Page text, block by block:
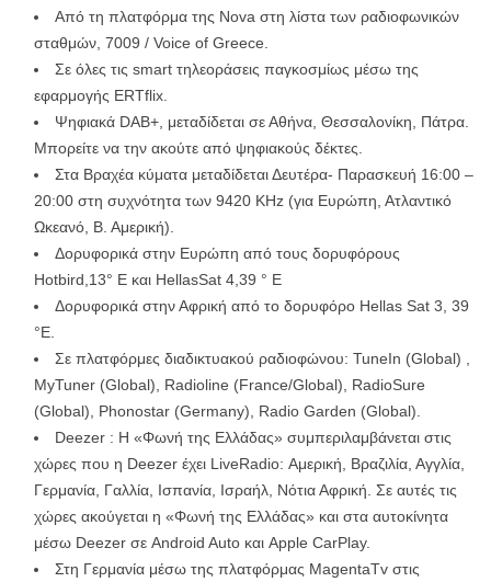
Από τη πλατφόρμα της Nova στη λίστα των ραδιοφωνικών
σταθμών, 7009 / Voice of Greece.
Σε όλες τις smart τηλεοράσεις παγκοσμίως μέσω της
εφαρμογής ERTflix.
Ψηφιακά DAB+, μεταδίδεται σε Αθήνα, Θεσσαλονίκη, Πάτρα.
Mπορείτε να την ακούτε από ψηφιακούς δέκτες.
Στα Βραχέα κύματα μεταδίδεται Δευτέρα- Παρασκευή 16:00 –
20:00 στη συχνότητα των 9420 ΚΗz (για Ευρώπη, Ατλαντικό
Ωκεανό, Β. Αμερική).
Δορυφορικά στην Ευρώπη από τους δορυφόρους
Hotbird,13° E και HellasSat 4,39 ° E
Δορυφορικά στην Αφρική από το δορυφόρο Hellas Sat 3, 39
°E.
Σε πλατφόρμες διαδικτυακού ραδιοφώνου: TuneIn (Global) ,
MyTuner (Global), Radioline (France/Global), RadioSure
(Global), Phonostar (Germany), Radio Garden (Global).
Deezer : Η «Φωνή της Ελλάδας» συμπεριλαμβάνεται στις
χώρες που η Deezer έχει LiveRadio: Αμερική, Βραζιλία, Αγγλία,
Γερμανία, Γαλλία, Ισπανία, Ισραήλ, Νότια Αφρική. Σε αυτές τις
χώρες ακούγεται η «Φωνή της Ελλάδας» και στα αυτοκίνητα
μέσω Deezer σε Android Auto και Apple CarPlay.
Στη Γερμανία μέσω της πλατφόρμας MagentaTv στις